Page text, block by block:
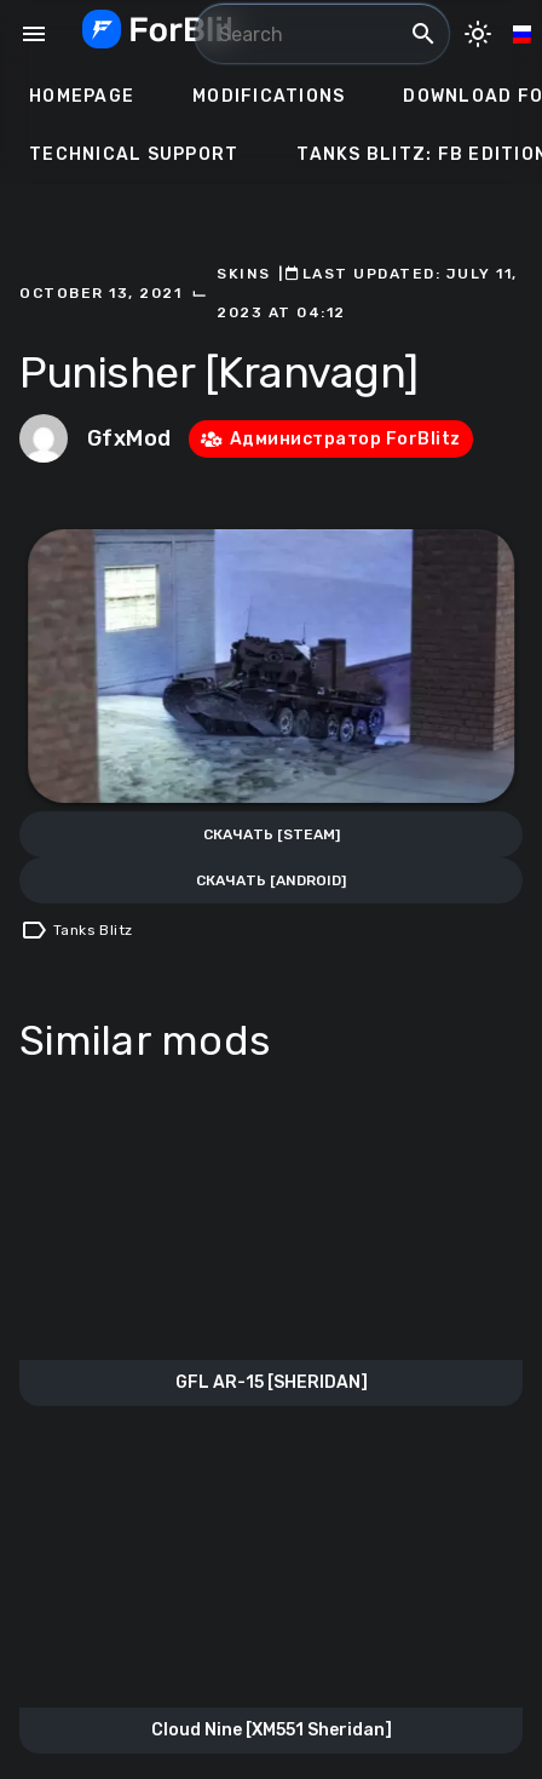
menu search light_mode
HOMEPAGE MODIFICATIONS DOWNLOAD
TECHNICAL SUPPORT TANKS BLITZ: FB
OCTOBER 13, 2021 ⌙
SKINS ㅤLAST UPDATED: JULY 11,
2023 AT 04:12
Punisher [Kranvagn]
GfxMod Администратор ForBlitz
СКАЧАТЬ [STEAM]
СКАЧАТЬ [ANDROID]
label Tanks Blitz
Similar mods
GFL AR-15 [SHERIDAN]
Cloud Nine [XM551 Sheridan]